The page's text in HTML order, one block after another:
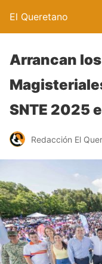
El Queretano
Arrancan
SNTE 2025
Redacción El